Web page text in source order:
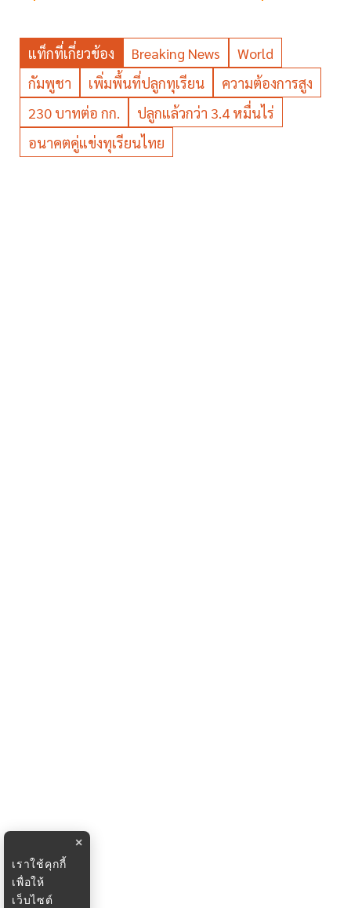
แท็กที่เกี่ยวข้อง Breaking News
World
กัมพูชา
เพิ่มพื้นที่ปลูกทุเรียน
ความต้องการสูง
230 บาทต่อ กก.
ปลูกแล้วกว่า 3.4 หมื่นไร่
อนาคตคู่แข่งทุเรียนไทย
×
เราใช้คุกกี้
เพื่อให้
เว็บไซต์